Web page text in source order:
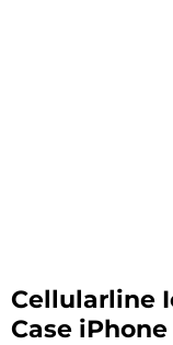
Cellularline
Case